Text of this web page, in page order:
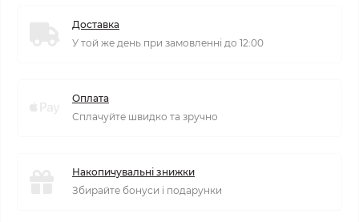
Доставка
У той же день при замовленні до 12:00
Оплата
Сплачуйте швидко та зручно
Накопичувальні знижки
Збирайте бонуси і подарунки